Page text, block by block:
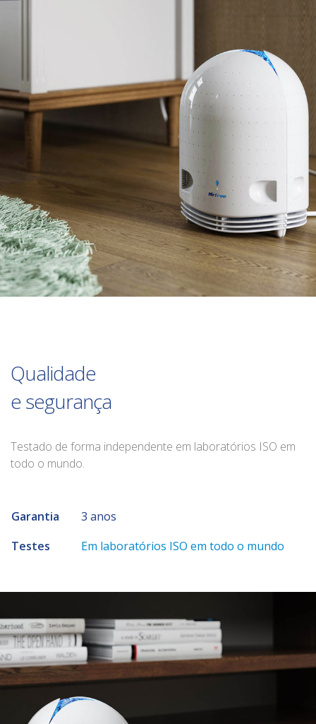
Qualidade
e segurança
Testado de forma independente em laboratórios ISO em
todo o mundo.
Garantia
3 anos
Testes
Em laboratórios ISO em todo o mundo